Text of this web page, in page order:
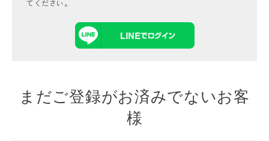
てください。
まだご登録がお済みでないお客
様